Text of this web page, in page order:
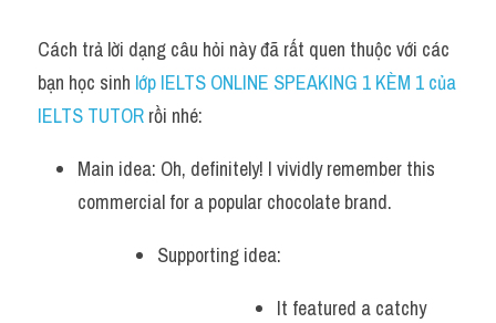
Cách trả lời dạng câu hỏi này đã rất quen thuộc với các
bạn học sinh lớp IELTS ONLINE SPEAKING 1 KÈM 1 của
IELTS TUTOR rồi nhé:
Main idea: Oh, definitely! I vividly remember this
commercial for a popular chocolate brand.
Supporting idea:
It featured a catchy